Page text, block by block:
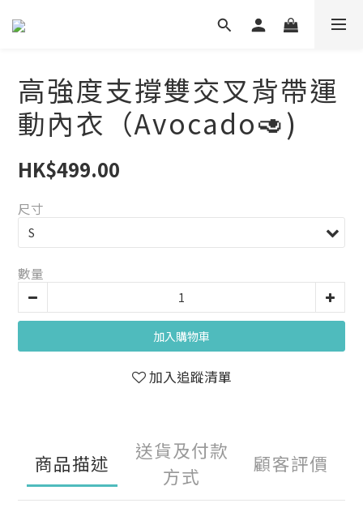
高強度支撐雙交叉背帶運
動內衣（Avocado🥑)
HK$499.00
尺寸
數量
加入購物車
加入追蹤清單
商品描述
送貨及付款
方式
顧客評價